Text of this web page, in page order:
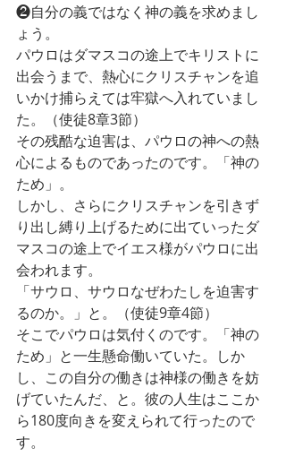
❷自分の義ではなく神の義を求めまし
ょう。
パウロはダマスコの途上でキリストに
出会うまで、熱心にクリスチャンを追
いかけ捕らえては牢獄へ入れていまし
た。（使徒8章3節）
その残酷な迫害は、パウロの神への熱
心によるものであったのです。「神の
ため」。
しかし、さらにクリスチャンを引きず
り出し縛り上げるために出ていったダ
マスコの途上でイエス様がパウロに出
会われます。
「サウロ、サウロなぜわたしを迫害す
るのか。」と。（使徒9章4節）
そこでパウロは気付くのです。「神の
ため」と一生懸命働いていた。しか
し、この自分の働きは神様の働きを妨
げていたんだ、と。彼の人生はここか
ら180度向きを変えられて行ったので
す。